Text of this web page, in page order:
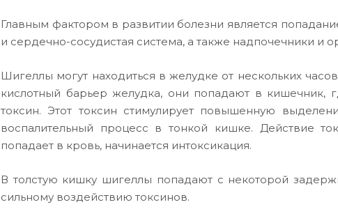
Главным фактором в развитии болезни является
и сердечно-сосудистая система, а также надпочечники и
Шигеллы могут находиться в желудке от нескольких
кислотный барьер желудка, они попадают в кишечник,
токсин. Этот токсин стимулирует повышенную
воспалительный процесс в тонкой кишке. Действие
попадает в кровь, начинается интоксикация.
В толстую кишку шигеллы попадают с некоторой
сильному воздействию токсинов.